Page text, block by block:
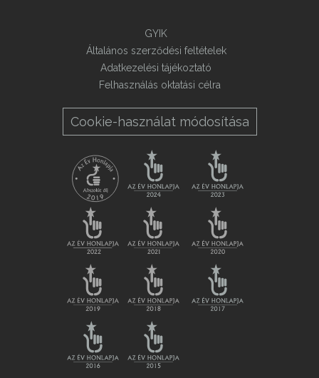
GYIK
Általános szerződési feltételek
Adatkezelési tájékoztató
Felhasználás oktatási célra
Cookie-használat módosítása